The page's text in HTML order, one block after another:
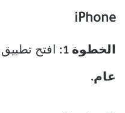
iPhone
الخطوة 1: افتح تطبيق
عام.